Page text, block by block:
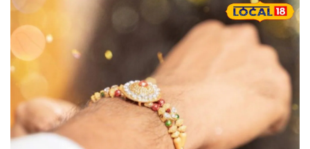
मनोरंजन
Gallery
क्रिकेट
अजब गज़ब